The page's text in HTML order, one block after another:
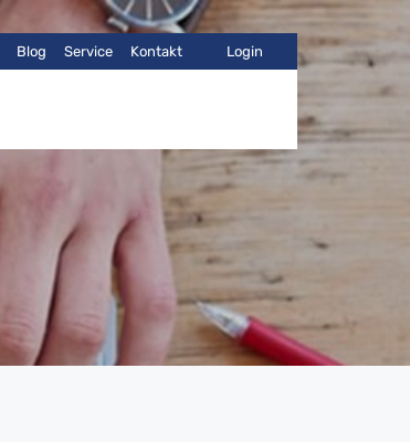
Blog Service Kontakt Login